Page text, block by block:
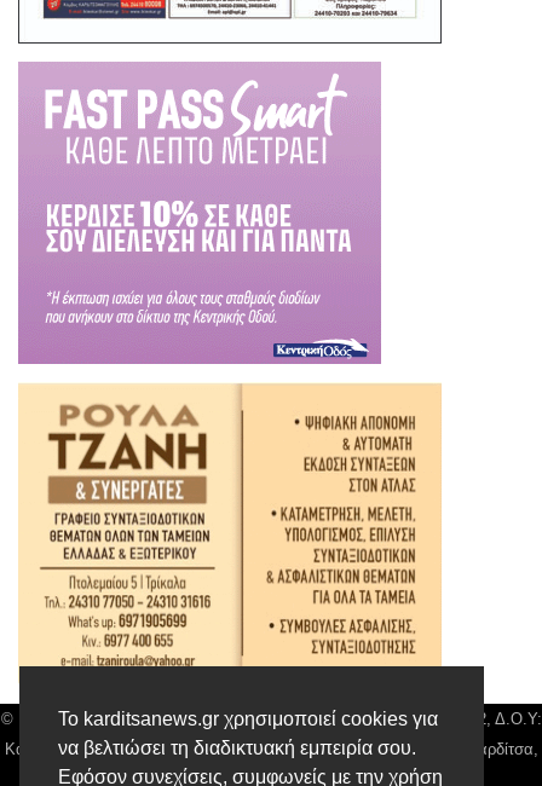
Το karditsanews.gr χρησιμοποιεί cookies για
να βελτιώσει τη διαδικτυακή εμπειρία σου.
Εφόσον συνεχίσεις, συμφωνείς με την χρήση
© Karditsa News | Διακριτικός Τίτλος: Orion Media, ΑΦΜ: 043750542, Δ.Ο.Υ:
Καρδίτσας, Αρ. Γεμή: 018804431000, Δ/νση: Διάκου 10 τ.κ 43132 Καρδίτσα,
Τηλ: 24410 42500, email:news@karditsanews.gr.